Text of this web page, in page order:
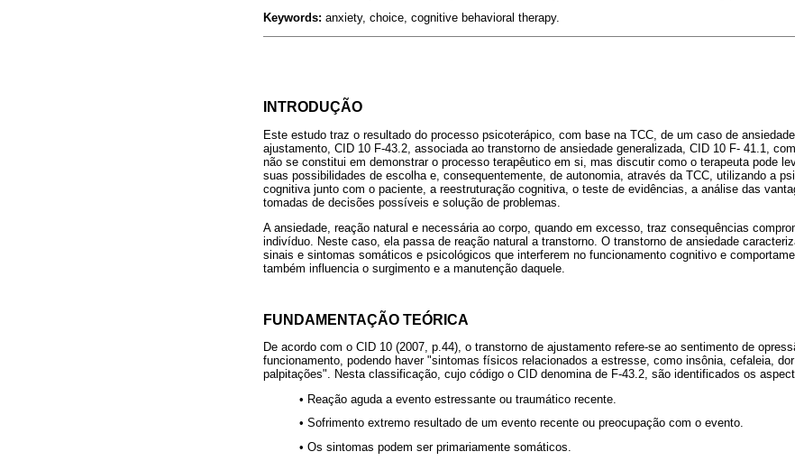
Keywords: anxiety, choice, cognitive behavioral therapy.
INTRODUÇÃO
Este estudo traz o resultado do processo psicoterápico, com base na TCC, de um caso de
ajustamento, CID 10 F-43.2, associada ao transtorno de ansiedade generalizada, CID 10 F- 41.1,
não se constitui em demonstrar o processo terapêutico em si, mas discutir como o terapeuta pode
suas possibilidades de escolha e, consequentemente, de autonomia, através da TCC, utilizando a
cognitiva junto com o paciente, a reestruturação cognitiva, o teste de evidências, a análise das
tomadas de decisões possíveis e solução de problemas.
A ansiedade, reação natural e necessária ao corpo, quando em excesso, traz consequências
indivíduo. Neste caso, ela passa de reação natural a transtorno. O transtorno de ansiedade
sinais e sintomas somáticos e psicológicos que interferem no funcionamento cognitivo e
também influencia o surgimento e a manutenção daquele.
FUNDAMENTAÇÃO TEÓRICA
De acordo com o CID 10 (2007, p.44), o transtorno de ajustamento refere-se ao sentimento de
funcionamento, podendo haver "sintomas físicos relacionados a estresse, como insônia, cefaleia,
palpitações". Nesta classificação, cujo código o CID denomina de F-43.2, são identificados os
• Reação aguda a evento estressante ou traumático recente.
• Sofrimento extremo resultado de um evento recente ou preocupação com o evento.
• Os sintomas podem ser primariamente somáticos.